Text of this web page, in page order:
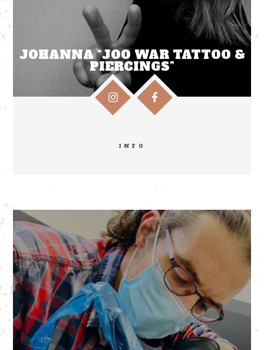
JOHANNA “JOO WAR TATTOO &
PIERCINGS”
INFO